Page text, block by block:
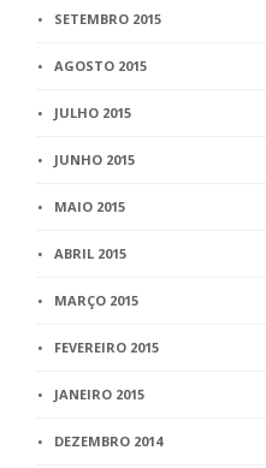
SETEMBRO 2015
AGOSTO 2015
JULHO 2015
JUNHO 2015
MAIO 2015
ABRIL 2015
MARÇO 2015
FEVEREIRO 2015
JANEIRO 2015
DEZEMBRO 2014